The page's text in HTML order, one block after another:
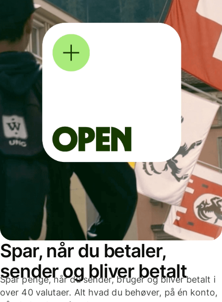
Spar, når du betaler,
sender og bliver betalt
Spar penge, når du sender, bruger og bliver betalt i
over 40 valutaer. Alt hvad du behøver, på én konto,